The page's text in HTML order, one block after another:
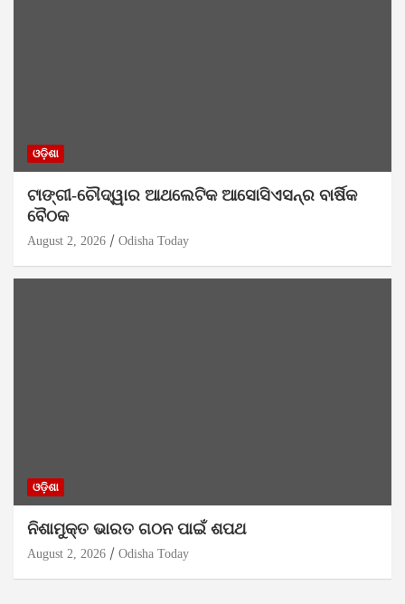
ଓଡ଼ିଶା
ଟାଙ୍ଗୀ-ଚୌଦ୍ୱାର ଆଥଲେଟିକ ଆସୋସିଏସନ୍‌ର ବାର୍ଷିକ
ବୈଠକ
August 2, 2026 Odisha Today
ଓଡ଼ିଶା
ନିଶାମୁକ୍ତ ଭାରତ ଗଠନ ପାଇଁ ଶପଥ
August 2, 2026 Odisha Today